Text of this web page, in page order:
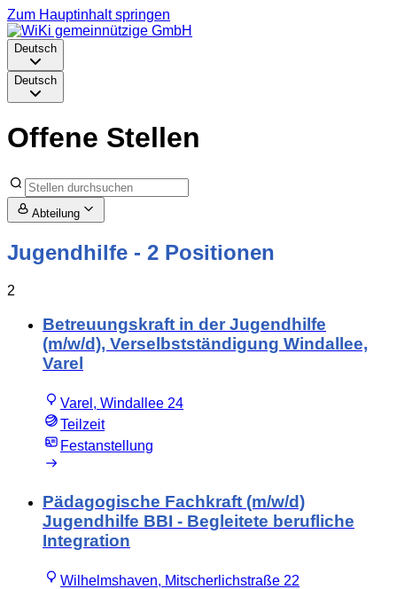
Zum Hauptinhalt springen
Deutsch
Deutsch
Offene Stellen
Abteilung
Jugendhilfe - 2 Positionen
2
Betreuungskraft in der Jugendhilfe
(m/w/d), Verselbstständigung Windallee,
Varel
Varel, Windallee 24
Teilzeit
Festanstellung
Pädagogische Fachkraft (m/w/d)
Jugendhilfe BBI - Begleitete berufliche
Integration
Wilhelmshaven, Mitscherlichstraße 22